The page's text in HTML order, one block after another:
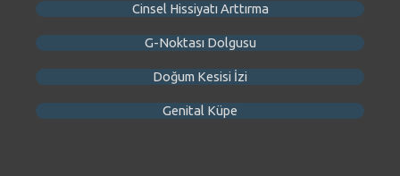
Cinsel Hissiyatı Arttırma
G-Noktası Dolgusu
Doğum Kesisi İzi
Genital Küpe